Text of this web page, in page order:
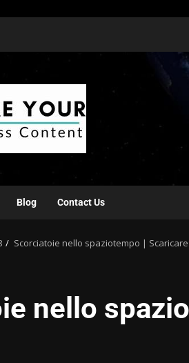
Blog Contact Us
Scorciatoie nello spaziotempo | Scaricare
nello